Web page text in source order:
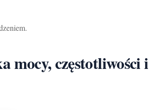
mocy, częstotliwości i